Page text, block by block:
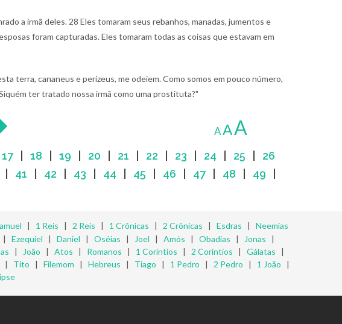
a irmã deles. 28 Eles tomaram seus rebanhos, manadas, jumentos e
foram capturadas. Eles tomaram todas as coisas que estavam em
terra, cananeus e perizeus, me odeiem. Como somos em pouco número,
ter tratado nossa irmã como uma prostituta?"
AAA
17| 18 19 20 21 22 23 24 25
26
41 42 43 44 45 46 47| 48 49
| 1 Reis | 2 Reis | 1 Crônicas | 2 Crônicas | Esdras | Neemias
| Ezequiel | Daniel | Oséias | Joel | Amós | Obadias | Jonas |
| João | Atos | Romanos | 1 Coríntios | 2 Coríntios | Gálatas |
| Tito | Filemom | Hebreus | Tiago | 1 Pedro | 2 Pedro | 1 João |